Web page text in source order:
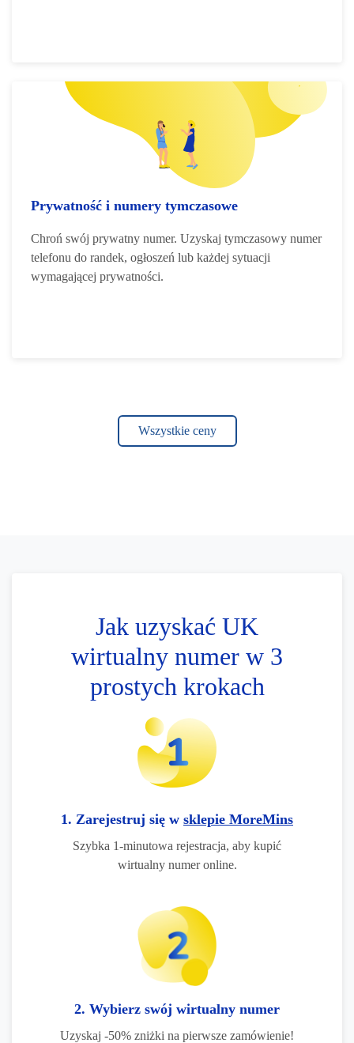
Prywatność i numery tymczasowe
Chroń swój prywatny numer. Uzyskaj tymczasowy numer
telefonu do randek, ogłoszeń lub każdej sytuacji
wymagającej prywatności.
Wszystkie ceny
Jak uzyskać UK
wirtualny numer w 3
prostych krokach
1. Zarejestruj się w sklepie MoreMins
Szybka 1-minutowa rejestracja, aby kupić
wirtualny numer online.
2. Wybierz swój wirtualny numer
Uzyskaj -50% zniżki na pierwsze zamówienie!